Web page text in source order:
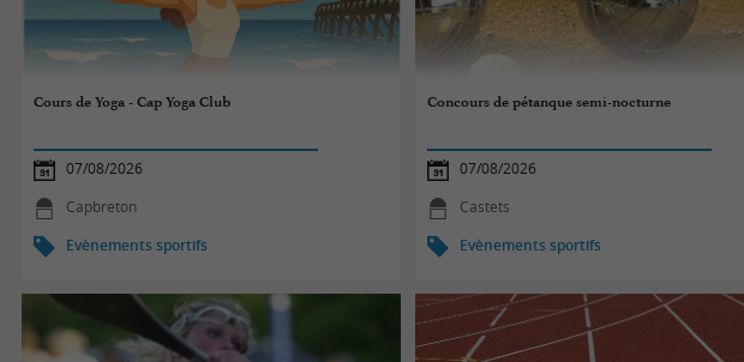
Cours de Yoga - Cap Yoga Club
07/08/2026
Capbreton
Evènements sportifs
Concours de pétanque semi-nocturne
07/08/2026
Castets
Evènements sportifs